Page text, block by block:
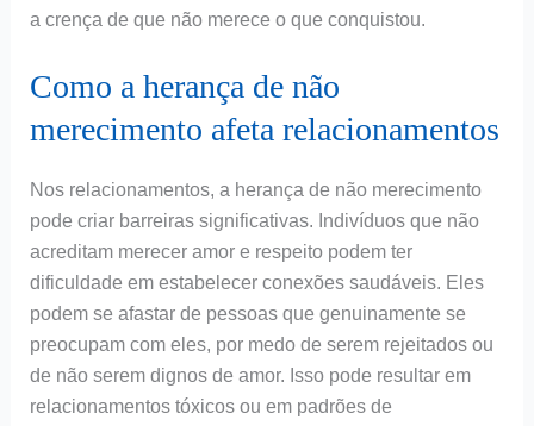
a crença de que não merece o que conquistou.
Como a herança de não
merecimento afeta relacionamentos
Nos relacionamentos, a herança de não merecimento
pode criar barreiras significativas. Indivíduos que não
acreditam merecer amor e respeito podem ter
dificuldade em estabelecer conexões saudáveis. Eles
podem se afastar de pessoas que genuinamente se
preocupam com eles, por medo de serem rejeitados ou
de não serem dignos de amor. Isso pode resultar em
relacionamentos tóxicos ou em padrões de